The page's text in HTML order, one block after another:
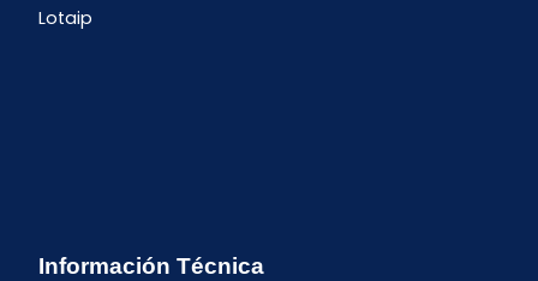
Lotaip
Información Técnica